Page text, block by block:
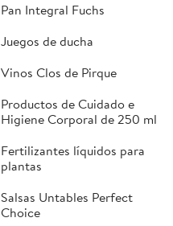
Pan Integral Fuchs
Juegos de ducha
Vinos Clos de Pirque
Productos de Cuidado e
Higiene Corporal de 250 ml
Fertilizantes líquidos para
plantas
Salsas Untables Perfect
Choice